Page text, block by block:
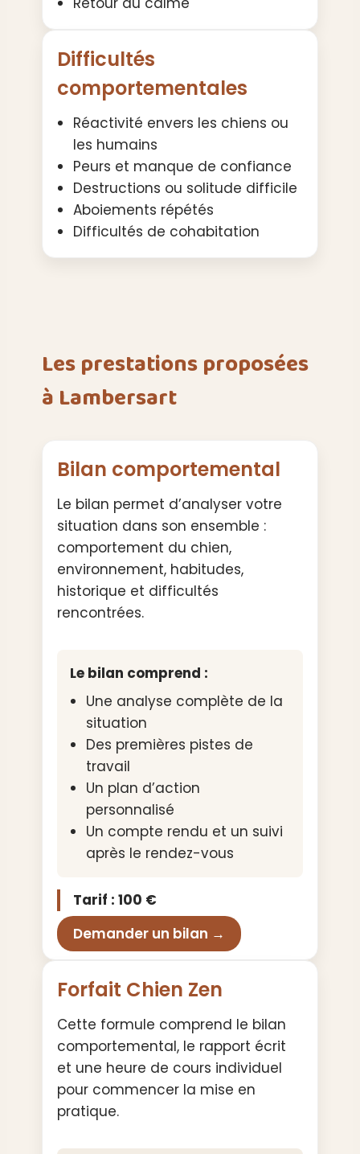
Difficultés
comportementales
Réactivité envers les chiens ou
les humains
Peurs et manque de confiance
Destructions ou solitude difficile
Aboiements répétés
Difficultés de cohabitation
Les prestations proposées
à Lambersart
Bilan comportemental
Le bilan permet d’analyser votre
situation dans son ensemble :
comportement du chien,
environnement, habitudes,
historique et difficultés
rencontrées.
Le bilan comprend :
Une analyse complète de la
situation
Des premières pistes de
travail
Un plan d’action
personnalisé
Un compte rendu et un suivi
après le rendez-vous
Tarif : 100 €
Demander un bilan →
Forfait Chien Zen
Cette formule comprend le bilan
comportemental, le rapport écrit
et une heure de cours individuel
pour commencer la mise en
pratique.